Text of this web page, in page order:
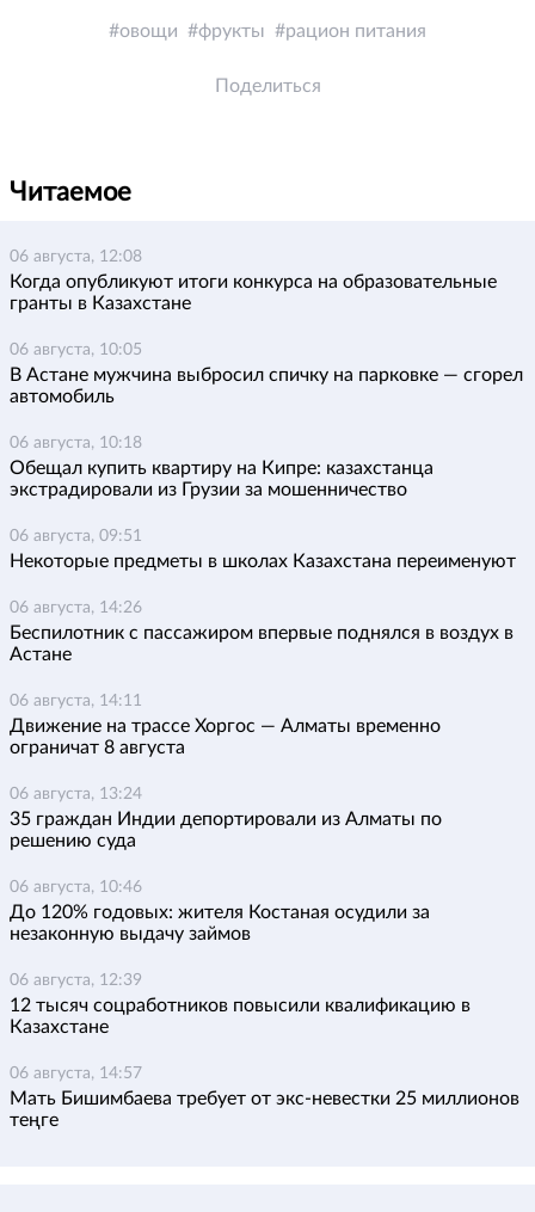
овощи фрукты рацион питания
Поделиться
Читаемое
06 августа, 12:08
Когда опубликуют итоги конкурса на образовательные
гранты в Казахстане
06 августа, 10:05
В Астане мужчина выбросил спичку на парковке — сгорел
автомобиль
06 августа, 10:18
Обещал купить квартиру на Кипре: казахстанца
экстрадировали из Грузии за мошенничество
06 августа, 09:51
Некоторые предметы в школах Казахстана переименуют
06 августа, 14:26
Беспилотник с пассажиром впервые поднялся в воздух в
Астане
06 августа, 14:11
Движение на трассе Хоргос — Алматы временно
ограничат 8 августа
06 августа, 13:24
35 граждан Индии депортировали из Алматы по
решению суда
06 августа, 10:46
До 120% годовых: жителя Костаная осудили за
незаконную выдачу займов
06 августа, 12:39
12 тысяч соцработников повысили квалификацию в
Казахстане
06 августа, 14:57
Мать Бишимбаева требует от экс-невестки 25 миллионов
теңге